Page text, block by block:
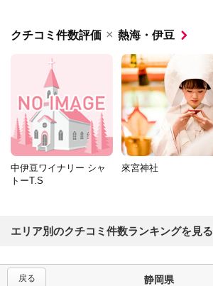
クチコミ件数評価 × 熱海・伊豆
中伊豆ワイナリー シャ
トーT.S
來宮神社
エリア別のクチコミ件数ランキングを見る
静岡県
戻る